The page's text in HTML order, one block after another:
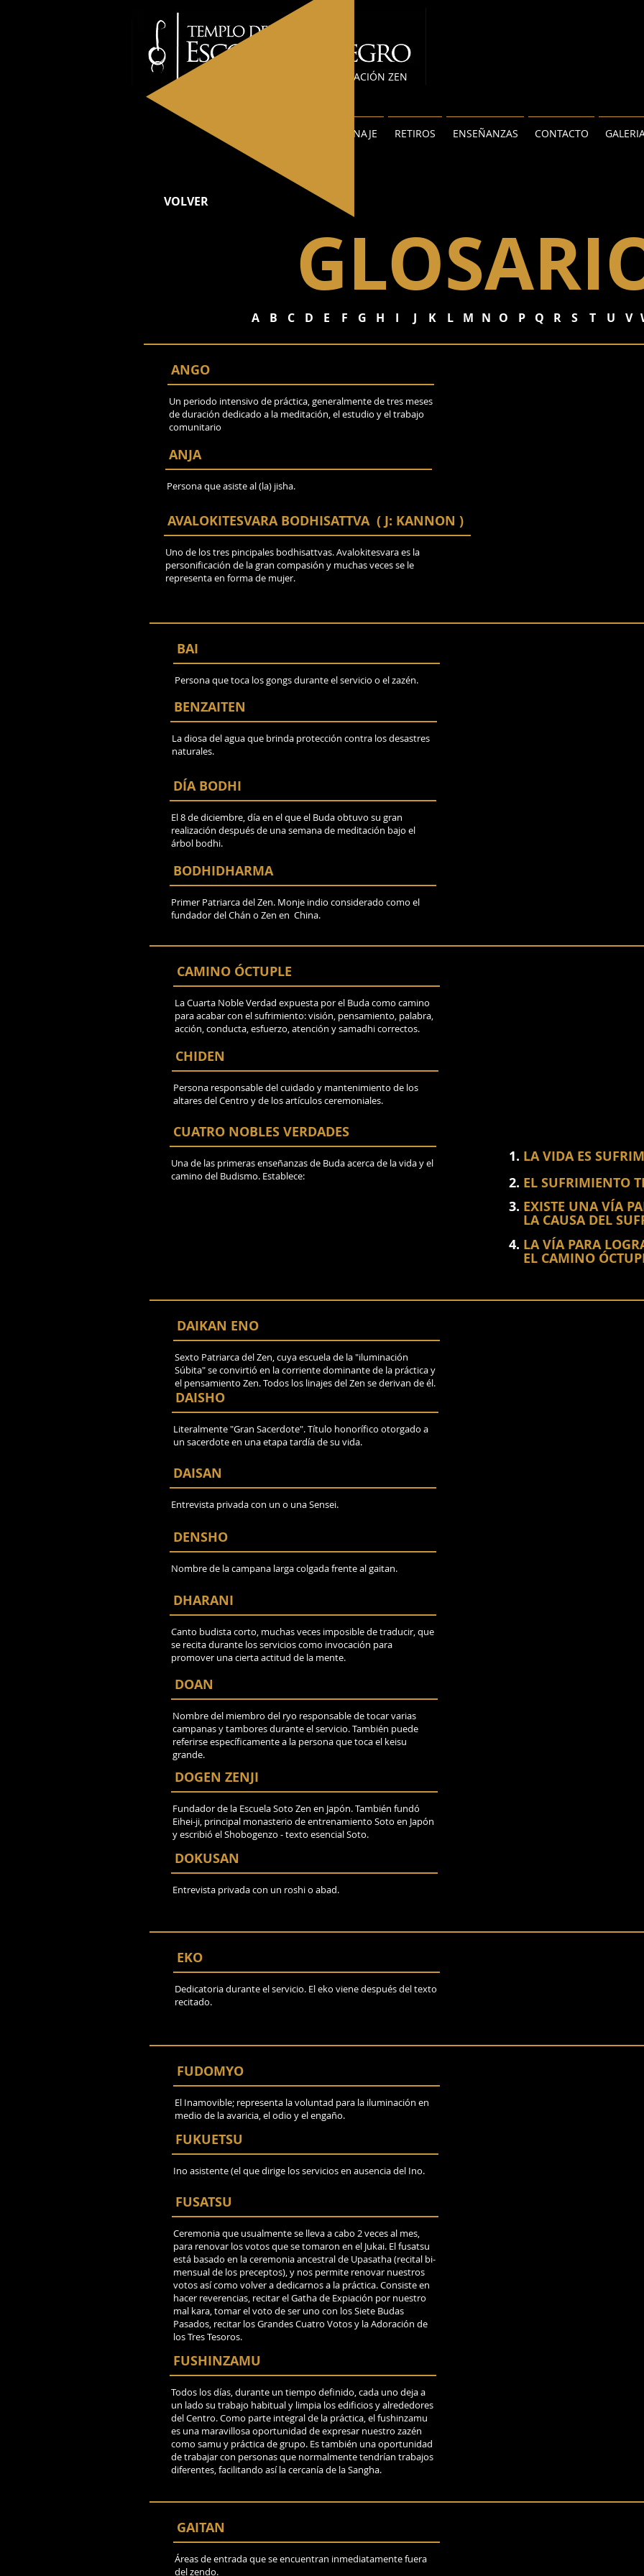
MEDITACIÓN ZEN
LINAJE RETIROS ENSEÑANZAS CONTACTO
VOLVER
A B C D E F G H I J K L M N O P Q R S T U V
ANGO
Un periodo intensivo de práctica, generalmente de tres meses
de duración dedicado a la meditación, el estudio y el trabajo
comunitario
ANJA
Persona que asiste al (la) jisha.
AVALOKITESVARA BODHISATTVA ( J: KANNON )
Uno de los tres pincipales bodhisattvas. Avalokitesvara es la
personificación de la gran compasión y muchas veces se le
representa en forma de mujer.
BAI
Persona que toca los gongs durante el servicio o el zazén.
BENZAITEN
La diosa del agua que brinda protección contra los desastres
naturales.
DÍA BODHI
El 8 de diciembre, día en el que el Buda obtuvo su gran
realización después de una semana de meditación bajo el
árbol bodhi.
BODHIDHARMA
Primer Patriarca del Zen. Monje indio considerado como el
fundador del Chán o Zen en China.
CAMINO ÓCTUPLE
La Cuarta Noble Verdad expuesta por el Buda como camino
para acabar con el sufrimiento: visión, pensamiento, palabra,
acción, conducta, esfuerzo, atención y samadhi correctos.
CHIDEN
Persona responsable del cuidado y mantenimiento de los
altares del Centro y de los artículos ceremoniales.
CUATRO NOBLES VERDADES
Una de las primeras enseñanzas de Buda acerca de la vida y el
camino del Budismo. Establece:
1. LA VIDA ES
2. EL SUFRIMIENTO
3. EXISTE UNA VÍA
LA CAUSA DEL
4. LA VÍA PARA
EL CAMINO
DAIKAN ENO
Sexto Patriarca del Zen, cuya escuela de la "iluminación
Súbita" se convirtió en la corriente dominante de la práctica y
el pensamiento Zen. Todos los linajes del Zen se derivan de él.
DAISHO
Literalmente "Gran Sacerdote". Título honorífico otorgado a
un sacerdote en una etapa tardía de su vida.
DAISAN
Entrevista privada con un o una Sensei.
DENSHO
Nombre de la campana larga colgada frente al gaitan.
DHARANI
Canto budista corto, muchas veces imposible de traducir, que
se recita durante los servicios como invocación para
promover una cierta actitud de la mente.
DOAN
Nombre del miembro del ryo responsable de tocar varias
campanas y tambores durante el servicio. También puede
referirse específicamente a la persona que toca el keisu
grande.
DOGEN ZENJI
Fundador de la Escuela Soto Zen en Japón. También fundó
Eihei-ji, principal monasterio de entrenamiento Soto en Japón
y escribió el Shobogenzo - texto esencial Soto.
DOKUSAN
Entrevista privada con un roshi o abad.
EKO
Dedicatoria durante el servicio. El eko viene después del texto
recitado.
FUDOMYO
El Inamovible; representa la voluntad para la iluminación en
medio de la avaricia, el odio y el engaño.
FUKUETSU
Ino asistente (el que dirige los servicios en ausencia del Ino.
FUSATSU
Ceremonia que usualmente se lleva a cabo 2 veces al mes,
para renovar los votos que se tomaron en el Jukai. El fusatsu
está basado en la ceremonia ancestral de Upasatha (recital bi-
mensual de los preceptos), y nos permite renovar nuestros
votos así como volver a dedicarnos a la práctica. Consiste en
hacer reverencias, recitar el Gatha de Expiación por nuestro
mal kara, tomar el voto de ser uno con los Siete Budas
Pasados, recitar los Grandes Cuatro Votos y la Adoración de
los Tres Tesoros.
FUSHINZAMU
Todos los días, durante un tiempo definido, cada uno deja a
un lado su trabajo habitual y limpia los edificios y alrededores
del Centro. Como parte integral de la práctica, el fushinzamu
es una maravillosa oportunidad de expresar nuestro zazén
como samu y práctica de grupo. Es también una oportunidad
de trabajar con personas que normalmente tendrían trabajos
diferentes, facilitando así la cercanía de la Sangha.
GAITAN
Áreas de entrada que se encuentran inmediatamente fuera
del zendo.